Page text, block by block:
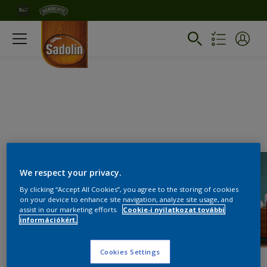
We respect your privacy.
By clicking “Accept All Cookies”, you agree to the storing of cookies
on your device to enhance site navigation, analyze site usage, and
assist in our marketing efforts.
Cookie-i nyilatkozat további
információkért.
Cookies Settings